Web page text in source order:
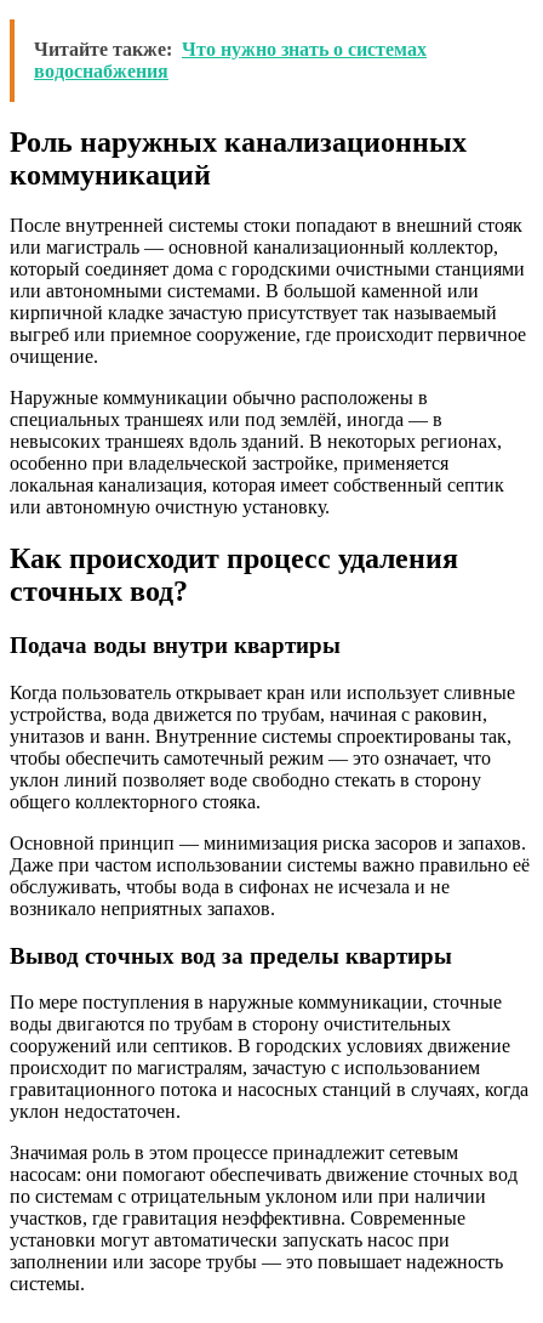
Читайте также: Что нужно знать о системах
водоснабжения
Роль наружных канализационных
коммуникаций
После внутренней системы стоки попадают в внешний стояк
или магистраль — основной канализационный коллектор,
который соединяет дома с городскими очистными станциями
или автономными системами. В большой каменной или
кирпичной кладке зачастую присутствует так называемый
выгреб или приемное сооружение, где происходит первичное
очищение.
Наружные коммуникации обычно расположены в
специальных траншеях или под землёй, иногда — в
невысоких траншеях вдоль зданий. В некоторых регионах,
особенно при владельческой застройке, применяется
локальная канализация, которая имеет собственный септик
или автономную очистную установку.
Как происходит процесс удаления
сточных вод?
Подача воды внутри квартиры
Когда пользователь открывает кран или использует сливные
устройства, вода движется по трубам, начиная с раковин,
унитазов и ванн. Внутренние системы спроектированы так,
чтобы обеспечить самотечный режим — это означает, что
уклон линий позволяет воде свободно стекать в сторону
общего коллекторного стояка.
Основной принцип — минимизация риска засоров и запахов.
Даже при частом использовании системы важно правильно её
обслуживать, чтобы вода в сифонах не исчезала и не
возникало неприятных запахов.
Вывод сточных вод за пределы квартиры
По мере поступления в наружные коммуникации, сточные
воды двигаются по трубам в сторону очистительных
сооружений или септиков. В городских условиях движение
происходит по магистралям, зачастую с использованием
гравитационного потока и насосных станций в случаях, когда
уклон недостаточен.
Значимая роль в этом процессе принадлежит сетевым
насосам: они помогают обеспечивать движение сточных вод
по системам с отрицательным уклоном или при наличии
участков, где гравитация неэффективна. Современные
установки могут автоматически запускать насос при
заполнении или засоре трубы — это повышает надежность
системы.